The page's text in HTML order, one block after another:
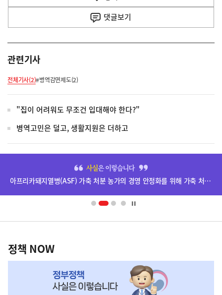
댓글보기
관련기사
전체기사(2)#병역감면제도(2)
"집이 어려워도 무조건 입대해야 한다?"
병역고민은 덜고, 생활지원은 더하고
단
배
영
아프리카돼지열병(ASF) 가축 처분 농가의 경영 안정화를 위해 가축 처분 보상금을 신속하게 지급하겠습니다.
책
NOW,
정책 NOW